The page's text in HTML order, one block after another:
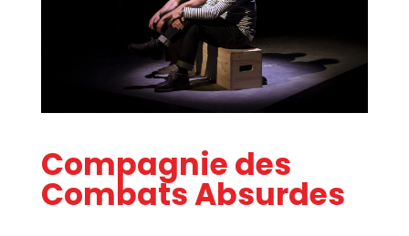
Compagnie des
Combats Absurdes